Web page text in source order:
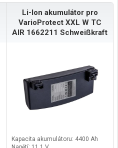
Li-Ion akumulátor pro
VarioProtect XXL W TC
AIR 1662211 Schweißkraft
Kapacita akumulátoru: 4400 Ah